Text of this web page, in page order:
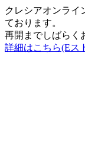
クレシアオンライ
ております。
再開までしばらく
詳細はこちら(Eス